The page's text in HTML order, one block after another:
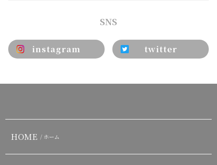
SNS
instagram twitter
HOME / ホーム